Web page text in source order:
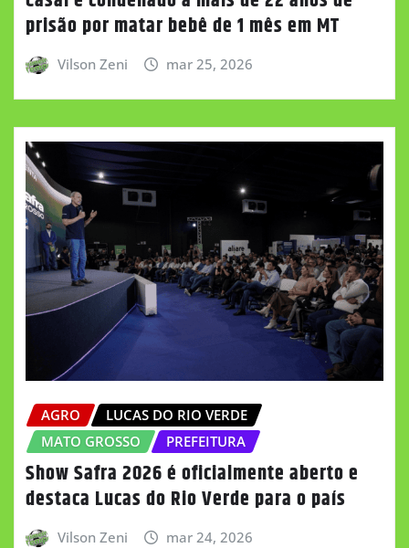
prisão por matar bebê de 1 mês em MT
Vilson Zeni mar 25, 2026
AGRO
LUCAS DO RIO VERDE
MATO GROSSO
PREFEITURA
Show Safra 2026 é oficialmente aberto e
destaca Lucas do Rio Verde para o país
Vilson Zeni mar 24, 2026